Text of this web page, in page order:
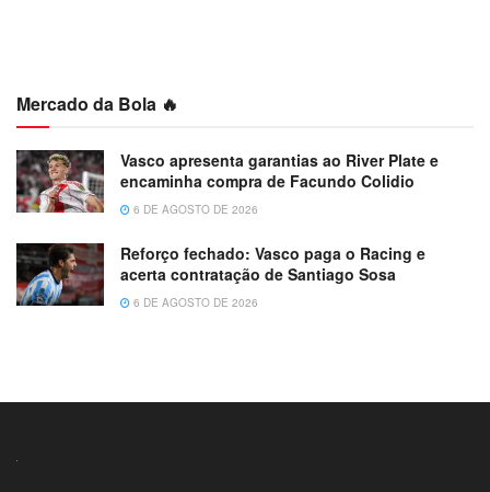
Mercado da Bola 🔥
Vasco apresenta garantias ao River Plate e
encaminha compra de Facundo Colidio
6 DE AGOSTO DE 2026
Reforço fechado: Vasco paga o Racing e
acerta contratação de Santiago Sosa
6 DE AGOSTO DE 2026